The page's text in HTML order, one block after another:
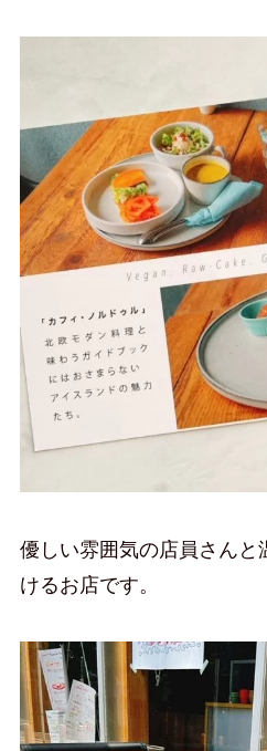
優しい雰囲気の店員さんと
けるお店です。